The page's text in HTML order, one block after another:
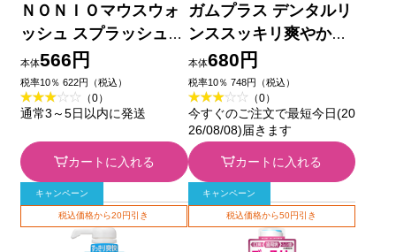
ＮＯＮＩＯマウスウォ
ッシュ スプラッシュシ
トラスミント つめかえ
用 ９５０ｍｌ ライオ
ン (医薬部外品)
本体566円
税率10％ 622円（税込）
（0）
通常3～5日以内に発送
カートに入れる
ガムプラス デンタルリ
ンススッキリ爽やかタ
イプ ４５０ｍｌ サン
スター (医薬部外品)
本体680円
税率10％ 748円（税込）
（0）
今すぐのご注文で最短今日(20
26/08/08)届きます
カートに入れる
キャンペーン
税込価格から20円引き
キャンペーン
税込価格から50円引き